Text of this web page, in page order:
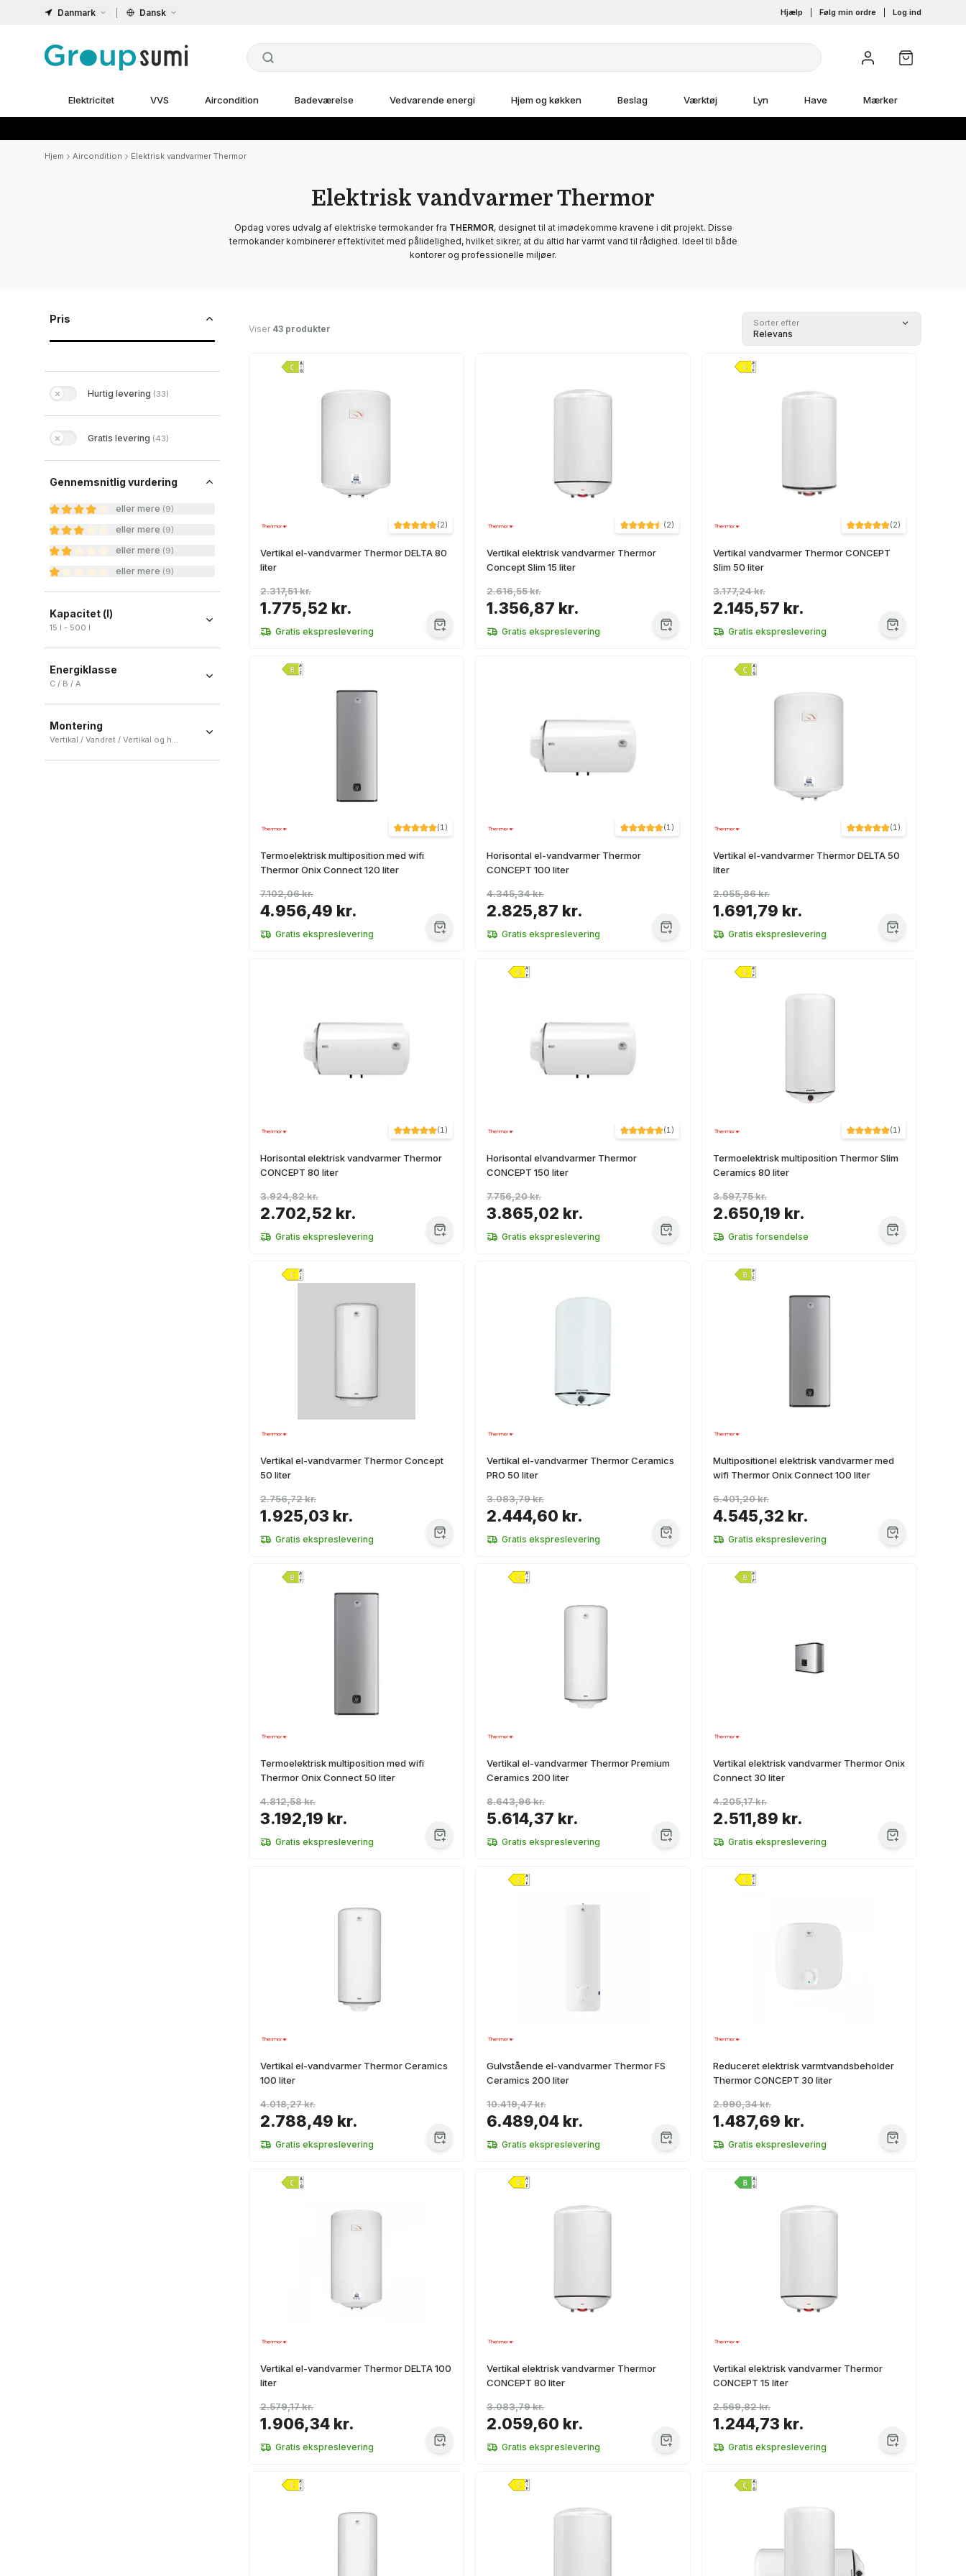
Danmark Dansk Hjælp Følg min ordre Log ind
Elektricitet VVS Aircondition Badeværelse Vedvarende energi Hjem og køkken Beslag Værktøj Lyn Have Mærker
Hjem Aircondition Elektrisk vandvarmer Thermor
Elektrisk vandvarmer Thermor
Opdag vores udvalg af elektriske termokander fra THERMOR, designet til at imødekomme kravene i dit projekt. Disse
termokander kombinerer effektivitet med pålidelighed, hvilket sikrer, at du altid har varmt vand til rådighed. Ideel til både
kontorer og professionelle miljøer.
Pris
Hurtig levering (33)
Gratis levering (43)
Gennemsnitlig vurdering
eller mere (9)
eller mere (9)
eller mere (9)
eller mere (9)
Kapacitet (l)
15 l - 500 l
Energiklasse
C / B / A
B (3)
Montering
Vertikal / Vandret / Vertikal og horisontal / Gulv
Viser 43 produkter
Sorter efter
Relevans
(2)
Vertikal el-vandvarmer Thermor DELTA 80
liter
1.775,52 kr.
2.317,51 kr.
Gratis ekspreslevering
(2)
Vertikal elektrisk vandvarmer Thermor
Concept Slim 15 liter
1.356,87 kr.
2.616,55 kr.
Gratis ekspreslevering
(2)
Vertikal vandvarmer Thermor CONCEPT
Slim 50 liter
2.145,57 kr.
3.177,24 kr.
Gratis ekspreslevering
(1)
Termoelektrisk multiposition med wifi
Thermor Onix Connect 120 liter
4.956,49 kr.
7.102,06 kr.
Gratis ekspreslevering
(1)
Horisontal el-vandvarmer Thermor
CONCEPT 100 liter
2.825,87 kr.
4.345,34 kr.
Gratis ekspreslevering
(1)
Vertikal el-vandvarmer Thermor DELTA 50
liter
1.691,79 kr.
2.055,86 kr.
Gratis ekspreslevering
(1)
Horisontal elektrisk vandvarmer Thermor
CONCEPT 80 liter
2.702,52 kr.
3.924,82 kr.
Gratis ekspreslevering
(1)
Horisontal elvandvarmer Thermor
CONCEPT 150 liter
3.865,02 kr.
7.756,20 kr.
Gratis ekspreslevering
(1)
Termoelektrisk multiposition Thermor Slim
Ceramics 80 liter
2.650,19 kr.
3.597,75 kr.
Gratis forsendelse
Vertikal el-vandvarmer Thermor Concept
50 liter
1.925,03 kr.
2.756,72 kr.
Gratis ekspreslevering
Vertikal el-vandvarmer Thermor Ceramics
PRO 50 liter
2.444,60 kr.
3.083,79 kr.
Gratis ekspreslevering
Multipositionel elektrisk vandvarmer med
wifi Thermor Onix Connect 100 liter
4.545,32 kr.
6.401,20 kr.
Gratis ekspreslevering
Termoelektrisk multiposition med wifi
Thermor Onix Connect 50 liter
3.192,19 kr.
4.812,58 kr.
Gratis ekspreslevering
Vertikal el-vandvarmer Thermor Premium
Ceramics 200 liter
5.614,37 kr.
8.643,96 kr.
Gratis ekspreslevering
Vertikal elektrisk vandvarmer Thermor Onix
Connect 30 liter
2.511,89 kr.
4.205,17 kr.
Gratis ekspreslevering
Vertikal el-vandvarmer Thermor Ceramics
100 liter
2.788,49 kr.
4.018,27 kr.
Gratis ekspreslevering
Gulvstående el-vandvarmer Thermor FS
Ceramics 200 liter
6.489,04 kr.
10.419,47 kr.
Gratis ekspreslevering
Reduceret elektrisk varmtvandsbeholder
Thermor CONCEPT 30 liter
1.487,69 kr.
2.990,34 kr.
Gratis ekspreslevering
Vertikal el-vandvarmer Thermor DELTA 100
liter
1.906,34 kr.
2.579,17 kr.
Gratis ekspreslevering
Vertikal elektrisk vandvarmer Thermor
CONCEPT 80 liter
2.059,60 kr.
3.083,79 kr.
Gratis ekspreslevering
Vertikal elektrisk vandvarmer Thermor
CONCEPT 15 liter
1.244,73 kr.
2.569,82 kr.
Gratis ekspreslevering